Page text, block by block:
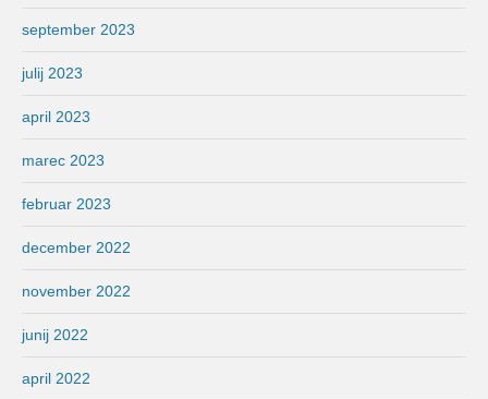
september 2023
julij 2023
april 2023
marec 2023
februar 2023
december 2022
november 2022
junij 2022
april 2022